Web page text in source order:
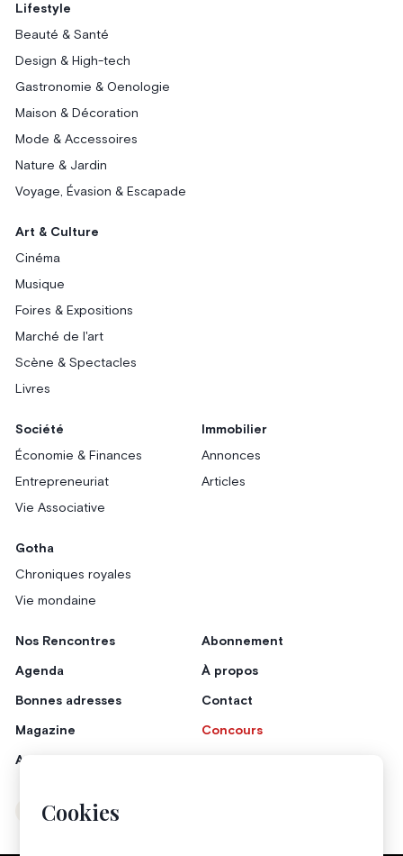
Cookies
Lifestyle
Beauté & Santé
Design & High-tech
Gastronomie & Oenologie
Maison & Décoration
Mode & Accessoires
Nature & Jardin
Voyage, Évasion & Escapade
Art & Culture
Cinéma
Musique
Foires & Expositions
Marché de l'art
Scène & Spectacles
Livres
Société
Économie & Finances
Entrepreneuriat
Vie Associative
Immobilier
Annonces
Articles
Gotha
Chroniques royales
Vie mondaine
Nos Rencontres
Agenda
Bonnes adresses
Magazine
Annonceurs
Abonnement
À propos
Contact
Concours
Instagram